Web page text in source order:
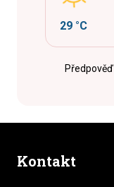
29 °C
Kontakt